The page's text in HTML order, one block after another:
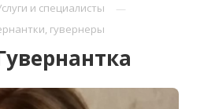
и специалисты
гувернеры